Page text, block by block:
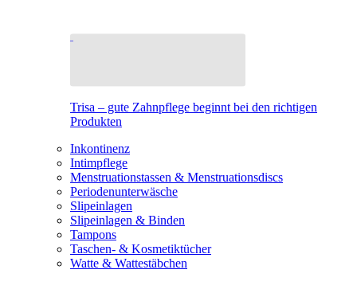
Trisa – gute Zahnpflege beginnt bei den richtigen
Produkten
Inkontinenz
Intimpflege
Menstruationstassen & Menstruationsdiscs
Periodenunterwäsche
Slipeinlagen
Slipeinlagen & Binden
Tampons
Taschen- & Kosmetiktücher
Watte & Wattestäbchen